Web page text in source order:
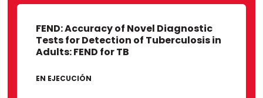
FEND: Accuracy of Novel Diagnostic
Tests for Detection of Tuberculosis in
Adults: FEND for TB
EN EJECUCIÓN